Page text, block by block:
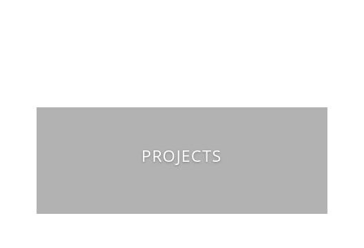
PROJECTS